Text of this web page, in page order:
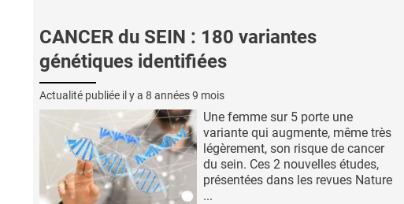
CANCER du SEIN : 180 variantes
génétiques identifiées
Actualité publiée il y a 8 années 9 mois
Une femme sur 5 porte une
variante qui augmente, même très
légèrement, son risque de cancer
du sein. Ces 2 nouvelles études,
présentées dans les revues Nature
...